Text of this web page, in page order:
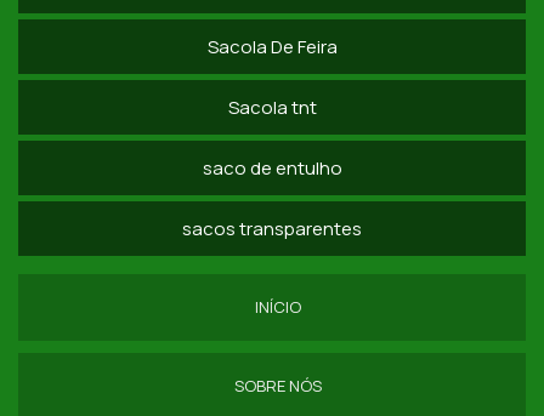
Sacola De Feira
Sacola tnt
saco de entulho
sacos transparentes
INÍCIO
SOBRE NÓS